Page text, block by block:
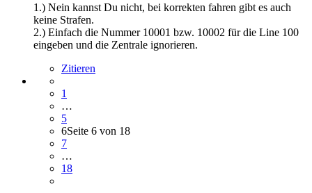
1.) Nein kannst Du nicht, bei korrekten fahren gibt es auch
keine Strafen.
2.) Einfach die Nummer 10001 bzw. 10002 für die Line 100
eingeben und die Zentrale ignorieren.
Zitieren
1
…
5
6Seite 6 von 18
7
…
18